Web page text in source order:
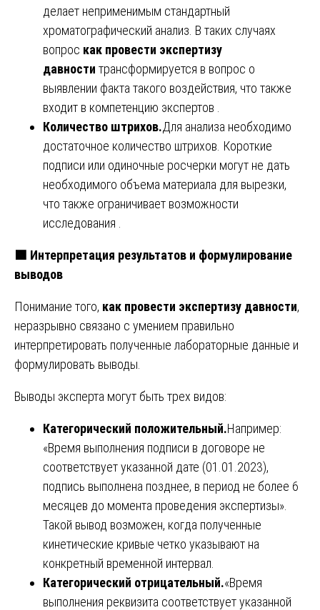
делает неприменимым стандартный
хроматографический анализ. В таких случаях
вопрос как провести экспертизу
давности трансформируется в вопрос о
выявлении факта такого воздействия, что также
входит в компетенцию экспертов .
Количество штрихов.Для анализа необходимо
достаточное количество штрихов. Короткие
подписи или одиночные росчерки могут не дать
необходимого объема материала для вырезки,
что также ограничивает возможности
исследования .
🟩 Интерпретация результатов и формулирование
выводов
Понимание того, как провести экспертизу давности,
неразрывно связано с умением правильно
интерпретировать полученные лабораторные данные и
формулировать выводы.
Выводы эксперта могут быть трех видов:
Категорический положительный.Например:
«Время выполнения подписи в договоре не
соответствует указанной дате (01.01.2023),
подпись выполнена позднее, в период не более 6
месяцев до момента проведения экспертизы».
Такой вывод возможен, когда полученные
кинетические кривые четко указывают на
конкретный временной интервал.
Категорический отрицательный.«Время
выполнения реквизита соответствует указанной